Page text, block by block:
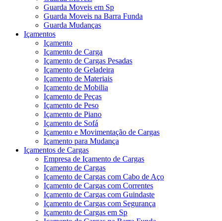
Guarda Moveis em Sp
Guarda Moveis na Barra Funda
Guarda Mudanças
Içamentos
Içamento
Içamento de Carga
Içamento de Cargas Pesadas
Içamento de Geladeira
Içamento de Materiais
Içamento de Mobilia
Içamento de Peças
Içamento de Peso
Içamento de Piano
Içamento de Sofá
Içamento e Movimentação de Cargas
Içamento para Mudança
Içamentos de Cargas
Empresa de Içamento de Cargas
Içamento de Cargas
Içamento de Cargas com Cabo de Aço
Içamento de Cargas com Correntes
Içamento de Cargas com Guindaste
Içamento de Cargas com Segurança
Içamento de Cargas em Sp